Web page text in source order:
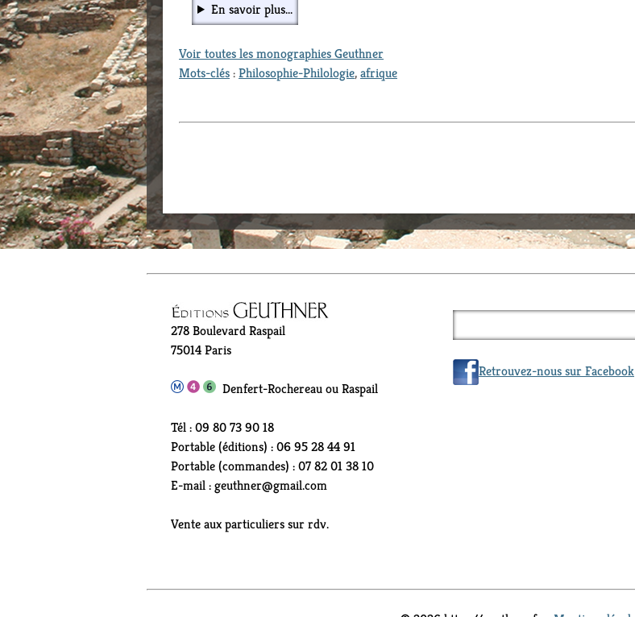
En savoir plus...
Voir toutes les monographies Geuthner
Mots-clés:Philosophie-Philologie,afrique
278 Boulevard Raspail
75014 Paris
Denfert-Rochereau ou Raspail
Tél : 09 80 73 90 18
Portable (éditions) : 06 95 28 44 91
Portable (commandes) : 07 82 01 38 10
E-mail : geuthner@gmail.com
Vente aux particuliers sur rdv.
Retrouvez-nous sur Facebook